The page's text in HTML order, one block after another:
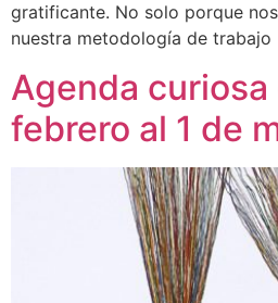
gratificante. No solo porque
nuestra metodología de
Agenda
febrero al 1 de